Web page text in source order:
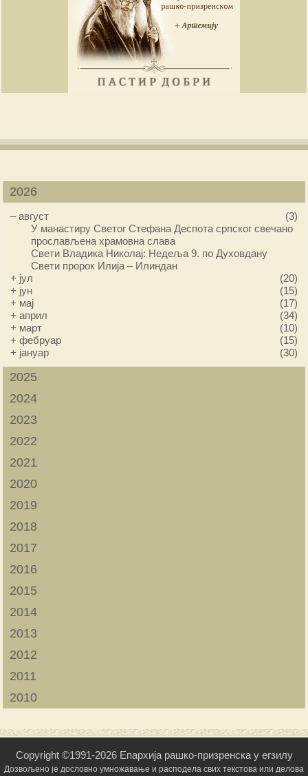
2026
–август
(3)
У манастиру Светог Стефана Деспота српског свечано
прослављена храмовна слава
Свети Владика Николај: Недеља 9. по Духовдану
Свети пророк Илија – Илиндан
+ јул
(20)
+ јун
(15)
+ мај
(17)
+април
(34)
+ март
(10)
+фебруар
(15)
+ јануар (30)
2025
2024
2023
2022
2021
2020
2019
2018
2017
2016
2015
2014
2013
2012
2011
2010
Copyright ©1991-2026 Епархија рашко-призренска у егзилу
Дозвољено је дословно умножавање и расподела свих текстова или делова